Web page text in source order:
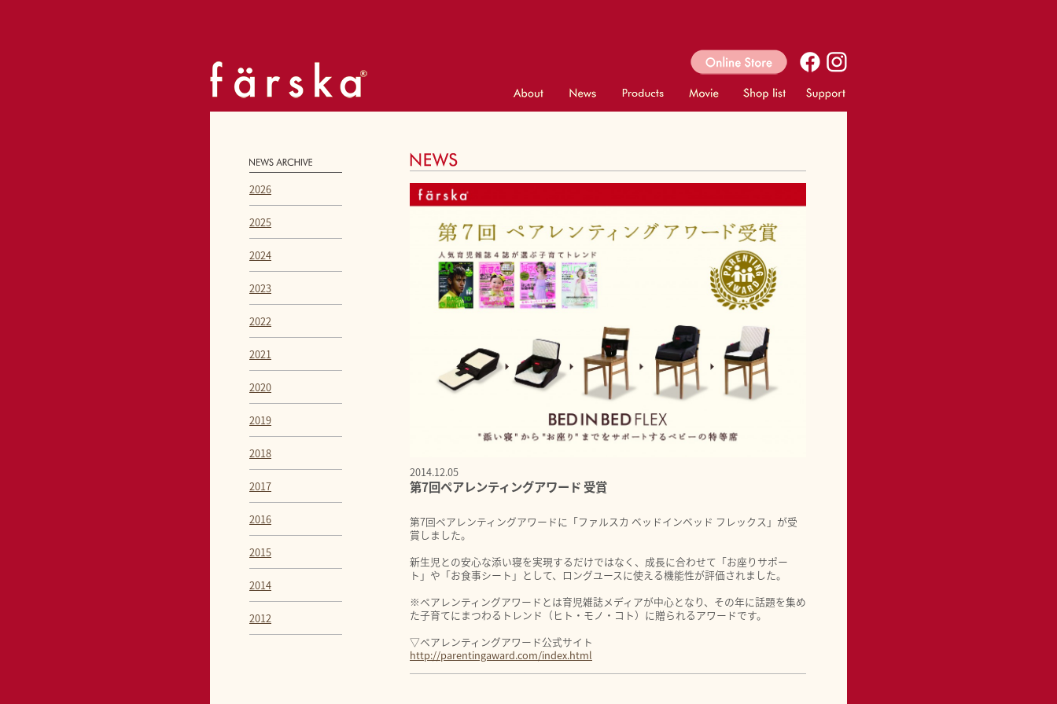
2014.12.05
第7回ペアレンティングアワード 受賞
第7回ペアレンティングアワードに「ファルスカ ベッドインベッド フレックス」が受
賞しました。
新生児との安心な添い寝を実現するだけではなく、成長に合わせて「お座りサポー
ト」や「お食事シート」として、ロングユースに使える機能性が評価されました。
※ペアレンティングアワードとは育児雑誌メディアが中心となり、その年に話題を集め
た子育てにまつわるトレンド（ヒト・モノ・コト）に贈られるアワードです。
▽ペアレンティングアワード公式サイト
http://parentingaward.com/index.html
2026
2025
2024
2023
2022
2021
2020
2019
2018
2017
2016
2015
2014
2012